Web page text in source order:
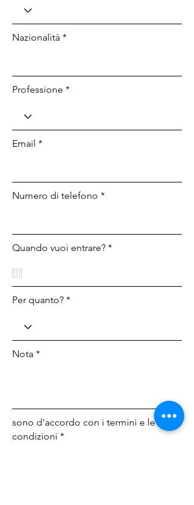
Nazionalità *
Professione *
Email *
Numero di telefono *
Quando vuoi entrare? *
Per quanto? *
Nota *
sono d'accordo con i termini e le
condizioni *